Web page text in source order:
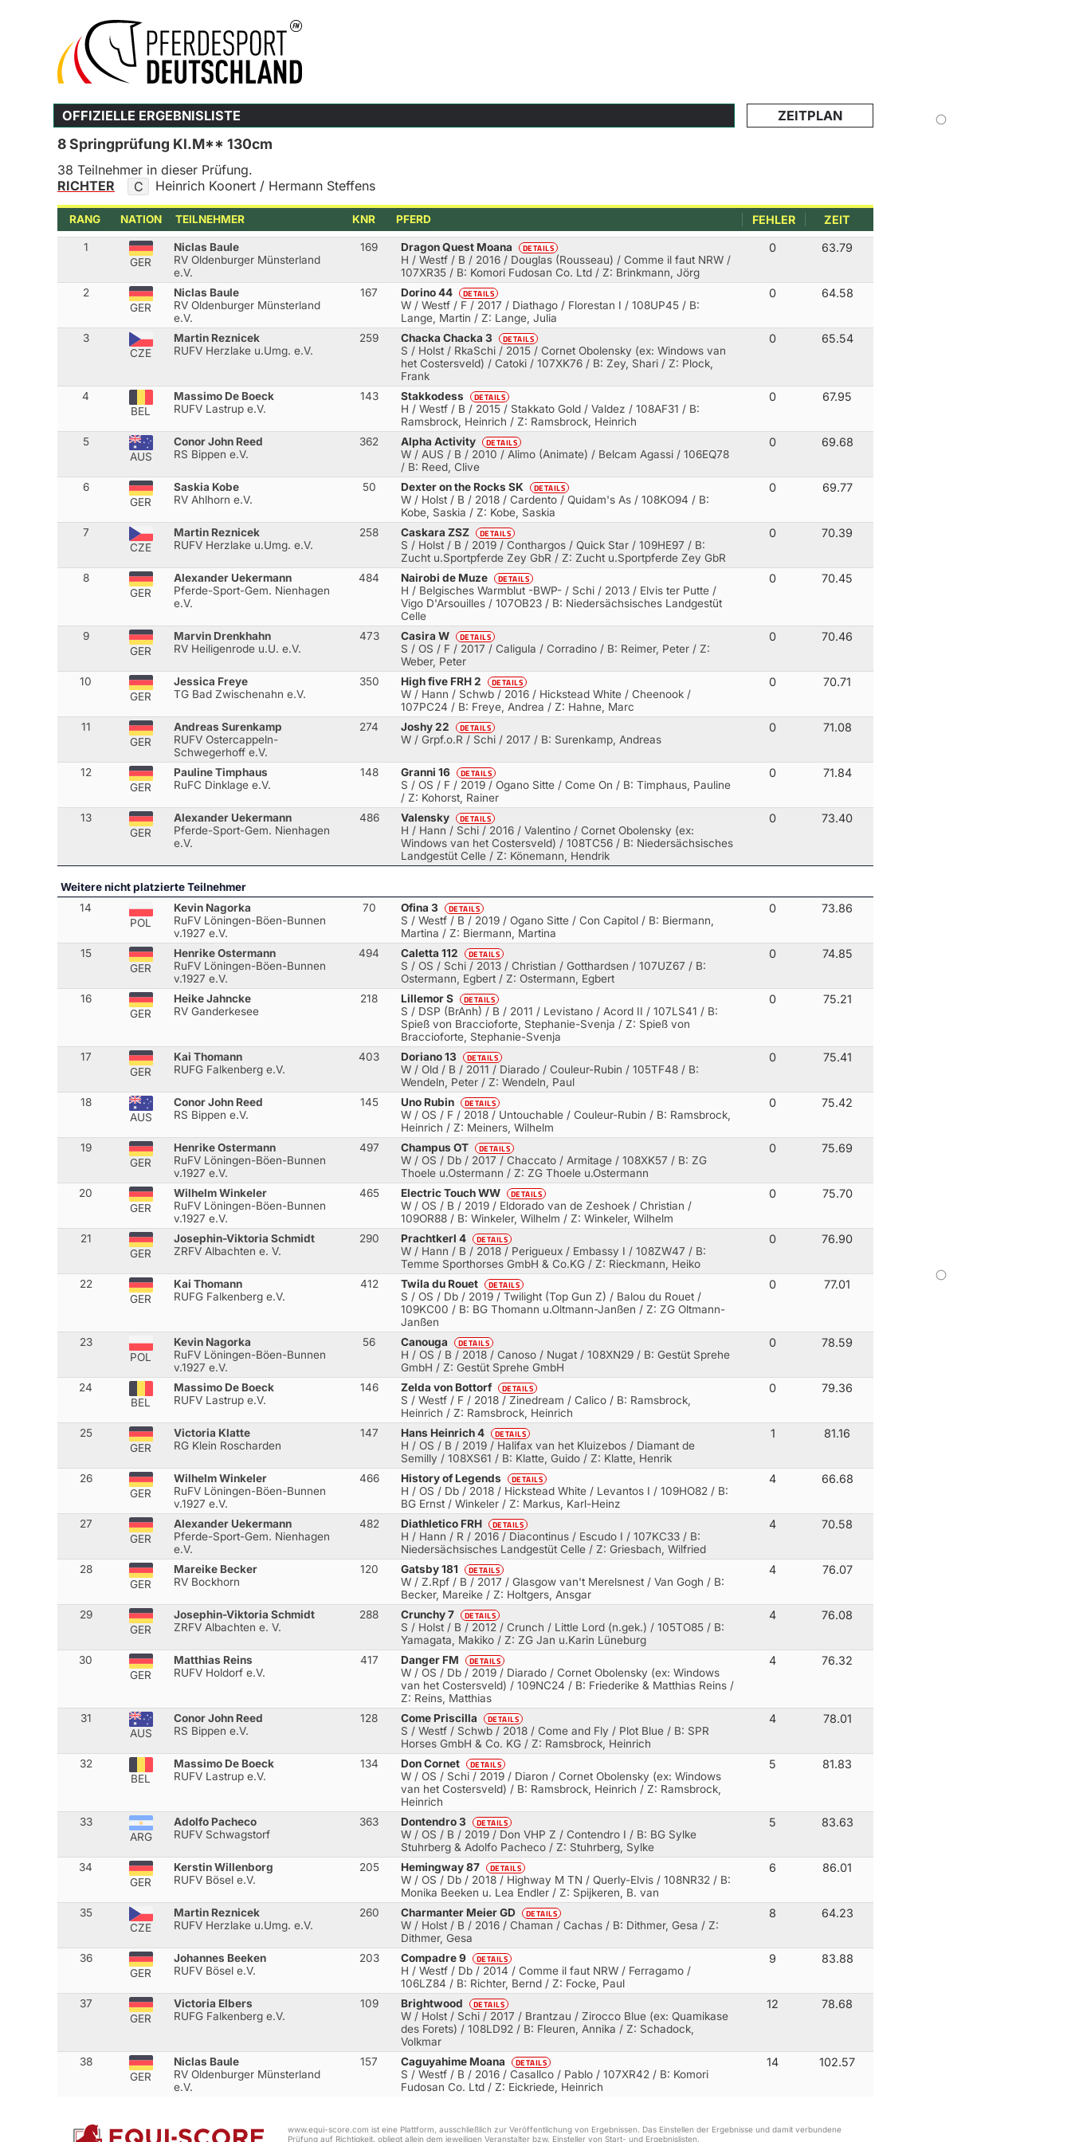
OFFIZIELLE ERGEBNISLISTE ZEITPLAN
8 Springprüfung Kl.M** 130cm
38 Teilnehmer in dieser Prüfung.
RICHTER
C Heinrich Koonert / Hermann Steffens
RANG NATION TEILNEHMER KNR PFERD FEHLER ZEIT
1
GER
Niclas Baule
RV Oldenburger Münsterland
e.V.
169 Dragon Quest Moana DETAILS
H / Westf / B / 2016 / Douglas (Rousseau) / Comme il faut NRW/
107XR35 / B: Komori Fudosan Co. Ltd / Z: Brinkmann, Jörg
0 63.79
2
GER
Niclas Baule
RV Oldenburger Münsterland
e.V.
167 Dorino 44 DETAILS
W / Westf / F / 2017 / Diathago / Florestan I / 108UP45 / B:
Lange, Martin / Z: Lange, Julia
0 64.58
3
CZE
Martin Reznicek
RUFV Herzlake u.Umg. e.V.
259 Chacka Chacka 3 DETAILS
S / Holst / RkaSchi / 2015 / Cornet Obolensky (ex: Windows van
het Costersveld) / Catoki/ 107XK76 / B: Zey, Shari / Z: Plock,
Frank
0 65.54
4
BEL
Massimo De Boeck
RUFV Lastrup e.V.
143 Stakkodess DETAILS
H / Westf / B / 2015 / Stakkato Gold / Valdez / 108AF31 / B:
Ramsbrock, Heinrich / Z: Ramsbrock, Heinrich
0 67.95
5
AUS
Conor John Reed
RS Bippen e.V.
362 Alpha Activity DETAILS
W / AUS / B / 2010 / Alimo (Animate) / Belcam Agassi/ 106EQ78
/ B: Reed, Clive
0 69.68
6
GER
Saskia Kobe
RV Ahlhorn e.V.
50 Dexter on the Rocks SK DETAILS
W / Holst / B / 2018 / Cardento / Quidam's As/ 108KO94 / B:
Kobe, Saskia / Z: Kobe, Saskia
0 69.77
7
CZE
Martin Reznicek
RUFV Herzlake u.Umg. e.V.
258 Caskara ZSZ DETAILS
S / Holst / B / 2019 / Conthargos / Quick Star/ 109HE97 / B:
Zucht u.Sportpferde Zey GbR / Z: Zucht u.Sportpferde Zey GbR
0 70.39
8
GER
Alexander Uekermann
Pferde-Sport-Gem. Nienhagen
e.V.
484 Nairobi de Muze DETAILS
H / Belgisches Warmblut -BWP- / Schi / 2013 / Elvis ter Putte /
Vigo D'Arsouilles/ 107OB23 / B: Niedersächsisches Landgestüt
Celle
0 70.45
9
GER
Marvin Drenkhahn
RV Heiligenrode u.U. e.V.
473 Casira W DETAILS
S / OS / F / 2017 / Caligula / Corradino/ B: Reimer, Peter / Z:
Weber, Peter
0 70.46
10
GER
Jessica Freye
TG Bad Zwischenahn e.V.
350 High five FRH 2 DETAILS
W / Hann / Schwb / 2016 / Hickstead White / Cheenook/
107PC24 / B: Freye, Andrea / Z: Hahne, Marc
0 70.71
11
GER
Andreas Surenkamp
RUFV Ostercappeln-
Schwegerhoff e.V.
274 Joshy 22 DETAILS
W / Grpf.o.R / Schi / 2017 / B: Surenkamp, Andreas
0 71.08
12
GER
Pauline Timphaus
RuFC Dinklage e.V.
148 Granni 16 DETAILS
S / OS / F / 2019 / Ogano Sitte / Come On / B: Timphaus, Pauline
/ Z: Kohorst, Rainer
0 71.84
13
GER
Alexander Uekermann
Pferde-Sport-Gem. Nienhagen
e.V.
486 Valensky DETAILS
H / Hann / Schi / 2016 / Valentino / Cornet Obolensky (ex:
Windows van het Costersveld) / 108TC56 / B: Niedersächsisches
Landgestüt Celle / Z: Könemann, Hendrik
0 73.40
Weitere nicht platzierte Teilnehmer
14
POL
Kevin Nagorka
RuFV Löningen-Böen-Bunnen
v.1927 e.V.
70 Ofina 3 DETAILS
S / Westf / B / 2019 / Ogano Sitte / Con Capitol/ B: Biermann,
Martina / Z: Biermann, Martina
0 73.86
15
GER
Henrike Ostermann
RuFV Löningen-Böen-Bunnen
v.1927 e.V.
494 Caletta 112 DETAILS
S / OS / Schi / 2013 / Christian / Gotthardsen / 107UZ67 / B:
Ostermann, Egbert / Z: Ostermann, Egbert
0 74.85
16
GER
Heike Jahncke
RV Ganderkesee
218 Lillemor S DETAILS
S / DSP (BrAnh) / B / 2011 / Levistano / Acord II / 107LS41 / B:
Spieß von Braccioforte, Stephanie-Svenja / Z: Spieß von
Braccioforte, Stephanie-Svenja
0 75.21
17
GER
Kai Thomann
RUFG Falkenberg e.V.
403 Doriano 13 DETAILS
W / Old / B / 2011 / Diarado / Couleur-Rubin / 105TF48 / B:
Wendeln, Peter / Z: Wendeln, Paul
0 75.41
18
AUS
Conor John Reed
RS Bippen e.V.
145 Uno Rubin DETAILS
W / OS / F / 2018 / Untouchable / Couleur-Rubin / B: Ramsbrock,
Heinrich / Z: Meiners, Wilhelm
0 75.42
19
GER
Henrike Ostermann
RuFV Löningen-Böen-Bunnen
v.1927 e.V.
497 Champus OT DETAILS
W / OS / Db / 2017 / Chaccato / Armitage/ 108XK57 / B: ZG
Thoele u.Ostermann / Z: ZG Thoele u.Ostermann
0 75.69
20
GER
Wilhelm Winkeler
RuFV Löningen-Böen-Bunnen
v.1927 e.V.
465 Electric Touch WW DETAILS
W / OS / B / 2019 / Eldorado van de Zeshoek / Christian /
109OR88 / B: Winkeler, Wilhelm / Z: Winkeler, Wilhelm
0 75.70
21
GER
Josephin-Viktoria Schmidt
ZRFV Albachten e. V.
290 Prachtkerl 4 DETAILS
W / Hann / B / 2018 / Perigueux / Embassy I / 108ZW47 / B:
Temme Sporthorses GmbH & Co.KG / Z: Rieckmann, Heiko
0 76.90
22
GER
Kai Thomann
RUFG Falkenberg e.V.
412 Twila du Rouet DETAILS
S / OS / Db / 2019 / Twilight (Top Gun Z) / Balou du Rouet/
109KC00 / B: BG Thomann u.Oltmann-Janßen / Z: ZG Oltmann-
Janßen
0 77.01
23
POL
Kevin Nagorka
RuFV Löningen-Böen-Bunnen
v.1927 e.V.
56 Canouga DETAILS
H / OS / B / 2018 / Canoso / Nugat/ 108XN29 / B: Gestüt Sprehe
GmbH / Z: Gestüt Sprehe GmbH
0 78.59
24
BEL
Massimo De Boeck
RUFV Lastrup e.V.
146 Zelda von Bottorf DETAILS
S / Westf / F / 2018 / Zinedream / Calico/ B: Ramsbrock,
Heinrich / Z: Ramsbrock, Heinrich
0 79.36
25
GER
Victoria Klatte
RG Klein Roscharden
147 Hans Heinrich 4 DETAILS
H / OS / B / 2019 / Halifax van het Kluizebos / Diamant de
Semilly / 108XS61 / B: Klatte, Guido / Z: Klatte, Henrik
1 81.16
26
GER
Wilhelm Winkeler
RuFV Löningen-Böen-Bunnen
v.1927 e.V.
466 History of Legends DETAILS
H / OS / Db / 2018 / Hickstead White / Levantos I / 109HO82 / B:
BG Ernst / Winkeler / Z: Markus, Karl-Heinz
4 66.68
27
GER
Alexander Uekermann
Pferde-Sport-Gem. Nienhagen
e.V.
482 Diathletico FRH DETAILS
H / Hann / R / 2016 / Diacontinus / Escudo I / 107KC33 / B:
Niedersächsisches Landgestüt Celle / Z: Griesbach, Wilfried
4 70.58
28
GER
Mareike Becker
RV Bockhorn
120 Gatsby 181 DETAILS
W / Z.Rpf / B / 2017 / Glasgow van't Merelsnest / Van Gogh / B:
Becker, Mareike / Z: Holtgers, Ansgar
4 76.07
29
GER
Josephin-Viktoria Schmidt
ZRFV Albachten e. V.
288 Crunchy 7 DETAILS
S / Holst / B / 2012 / Crunch / Little Lord (n.gek.) / 105TO85 / B:
Yamagata, Makiko / Z: ZG Jan u.Karin Lüneburg
4 76.08
30
GER
Matthias Reins
RUFV Holdorf e.V.
417 Danger FM DETAILS
W / OS / Db / 2019 / Diarado / Cornet Obolensky (ex: Windows
van het Costersveld) / 109NC24 / B: Friederike & Matthias Reins /
Z: Reins, Matthias
4 76.32
31
AUS
Conor John Reed
RS Bippen e.V.
128 Come Priscilla DETAILS
S / Westf / Schwb / 2018 / Come and Fly / Plot Blue/ B: SPR
Horses GmbH & Co. KG / Z: Ramsbrock, Heinrich
4 78.01
32
BEL
Massimo De Boeck
RUFV Lastrup e.V.
134 Don Cornet DETAILS
W / OS / Schi / 2019 / Diaron / Cornet Obolensky (ex: Windows
van het Costersveld) / B: Ramsbrock, Heinrich / Z: Ramsbrock,
Heinrich
5 81.83
33
ARG
Adolfo Pacheco
RUFV Schwagstorf
363 Dontendro 3 DETAILS
W / OS / B / 2019 / Don VHP Z / Contendro I / B: BG Sylke
Stuhrberg & Adolfo Pacheco / Z: Stuhrberg, Sylke
5 83.63
34
GER
Kerstin Willenborg
RUFV Bösel e.V.
205 Hemingway 87 DETAILS
W / OS / Db / 2018 / Highway M TN / Querly-Elvis/ 108NR32 / B:
Monika Beeken u. Lea Endler / Z: Spijkeren, B. van
6 86.01
35
CZE
Martin Reznicek
RUFV Herzlake u.Umg. e.V.
260 Charmanter Meier GD DETAILS
W / Holst / B / 2016 / Chaman / Cachas/ B: Dithmer, Gesa / Z:
Dithmer, Gesa
8 64.23
36
GER
Johannes Beeken
RUFV Bösel e.V.
203 Compadre 9 DETAILS
H / Westf / Db / 2014 / Comme il faut NRW / Ferragamo/
106LZ84 / B: Richter, Bernd / Z: Focke, Paul
9 83.88
37
GER
Victoria Elbers
RUFG Falkenberg e.V.
109 Brightwood DETAILS
W / Holst / Schi / 2017 / Brantzau / Zirocco Blue (ex: Quamikase
des Forets) / 108LD92 / B: Fleuren, Annika / Z: Schadock,
Volkmar
12 78.68
38
GER
Niclas Baule
RV Oldenburger Münsterland
e.V.
157 Caguyahime Moana DETAILS
S / Westf / B / 2016 / Casallco / Pablo/ 107XR42 / B: Komori
Fudosan Co. Ltd / Z: Eickriede, Heinrich
14 102.57
www.equi-score.com ist eine Plattform, ausschließlich zur Veröffentlichung von Ergebnissen. Das Einstellen der Ergebnisse und damit verbundene
Prüfung auf Richtigkeit, obliegt allein dem jeweiligen Veranstalter bzw. Einsteller von Start- und Ergebnislisten.